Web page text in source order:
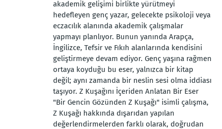
akademik gelişimi birlikte yürütmeyi
hedefleyen genç yazar, gelecekte psikoloji veya
eczacılık alanında akademik çalışmalar
yapmayı planlıyor. Bunun yanında Arapça,
İngilizce, Tefsir ve Fıkıh alanlarında kendisini
geliştirmeye devam ediyor. Genç yaşına rağmen
ortaya koyduğu bu eser, yalnızca bir kitap
değil; aynı zamanda bir neslin sesi olma iddiası
taşıyor. Z Kuşağını İçeriden Anlatan Bir Eser
"Bir Gencin Gözünden Z Kuşağı" isimli çalışma,
Z Kuşağı hakkında dışarıdan yapılan
değerlendirmelerden farklı olarak, doğrudan